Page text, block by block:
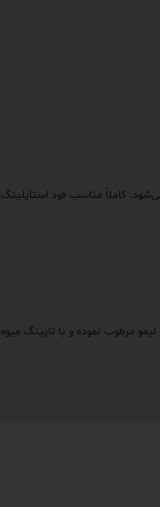
کاملاً مناسب فود
مرطوب نموده و با تاپینگ